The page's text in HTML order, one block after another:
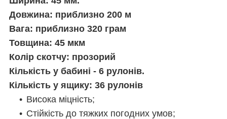
Довжина: приблизно 200 м
Вага: приблизно 320 грам
Товщина: 45 мкм
Колір скотчу: прозорий
Кількість у бабині - 6 рулонів.
Кількість у ящику: 36 рулонів
Висока міцність;
Стійкість до тяжких погодних умов;